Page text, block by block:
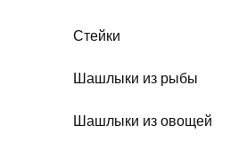
Стейки
Шашлыки из рыбы
Шашлыки из овощей